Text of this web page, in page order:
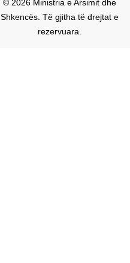
© 2026 Ministria e Arsimit dhe
Shkencës. Të gjitha të drejtat e
rezervuara.